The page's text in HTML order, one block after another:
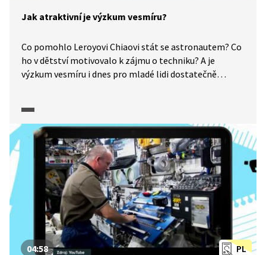
Jak atraktivní je výzkum vesmíru?
Co pomohlo Leroyovi Chiaovi stát se astronautem? Co
ho v dětství motivovalo k zájmu o techniku? A je
výzkum vesmíru i dnes pro mladé lidi dostatečně
hovoří o své snaze popularizovat vesmírný výzkum.
Jako spoluzakladatel a šéf One Orbit využívá vlastní
příběhy, aby nabídl nejen odborné veřejnosti jiný
pohled na známá témata.
PL
04:58